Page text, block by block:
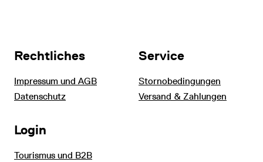
Rechtliches
Impressum und AGB
Datenschutz
Service
Stornobedingungen
Versand & Zahlungen
Login
Tourismus und B2B